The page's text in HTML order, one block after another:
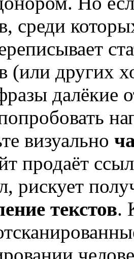
среди
(или других
далёкие
визуально
продаёт
рискует
текстов.